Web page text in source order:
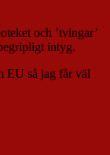
och ’tvingar’
intyg.
EU så jag får väl